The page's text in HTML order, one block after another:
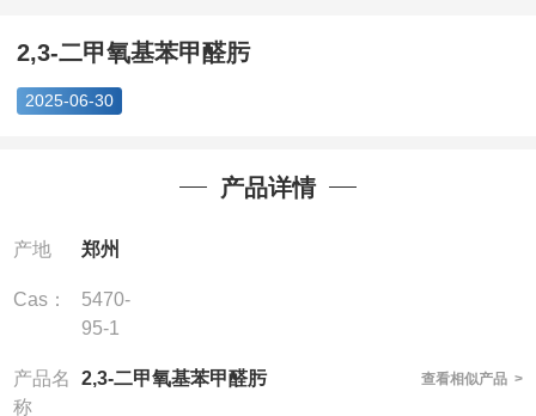
醛肟
2,3-二甲氧基苯甲醛肟
2025-06-30
产品详情
产地 郑州
Cas：
5470-
95-1
产品名
称
2,3-二甲氧基苯甲醛肟 查看相似产品 >